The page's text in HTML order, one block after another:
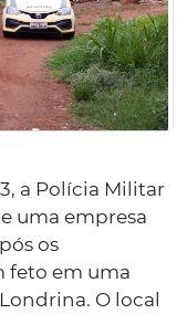
a Polícia Militar
uma empresa
os
feto em uma
O local